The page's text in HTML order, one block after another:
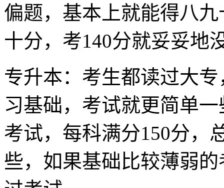
偏题，基本上就能得八
十分，考140分就妥妥地
专升本：考生都读过大
习基础，考试就更简单
考试，每科满分150分，
些，如果基础比较薄弱